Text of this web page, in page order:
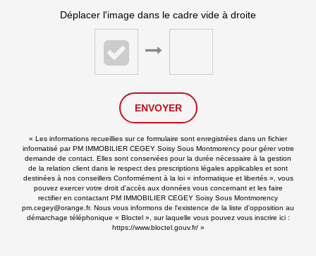
Déplacer l'image dans le cadre vide à droite
ENVOYER
« Les informations recueillies sur ce formulaire sont enregistrées dans un fichier
informatisé par PM IMMOBILIER CEGEY Soisy Sous Montmorency pour gérer votre
demande de contact. Elles sont conservées pour la durée nécessaire à la gestion
de la relation client dans le respect des prescriptions légales applicables et sont
destinées à nos conseillers Conformément à la loi « informatique et libertés », vous
pouvez exercer votre droit d'accès aux données vous concernant et les faire
rectifier en contactant PM IMMOBILIER CEGEY Soisy Sous Montmorency
pm.cegey@orange.fr. Nous vous informons de l'existence de la liste d'opposition au
démarchage téléphonique « Bloctel », sur laquelle vous pouvez vous inscrire ici :
https://www.bloctel.gouv.fr/»